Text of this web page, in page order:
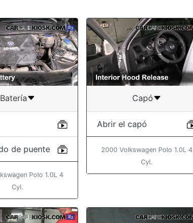
Batería
de puente
Polo 1.0L 4
Cyl.
Capó
Abrir el capó
2000 Volkswagen Polo 1.0L 4
Cyl.